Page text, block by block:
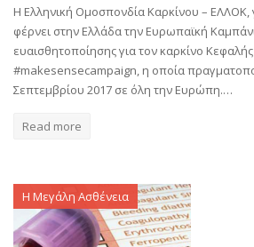
Η Ελληνική Ομοσπονδία Καρκίνου – ΕΛΛΟΚ,
φέρνει στην Ελλάδα την Ευρωπαϊκή
ευαισθητοποίησης για τον καρκίνο
#makesensecampaign, η οποία
Σεπτεμβρίου 2017 σε όλη την Ευρώπη.…
Read more
Η Μεγάλη Ασθένεια